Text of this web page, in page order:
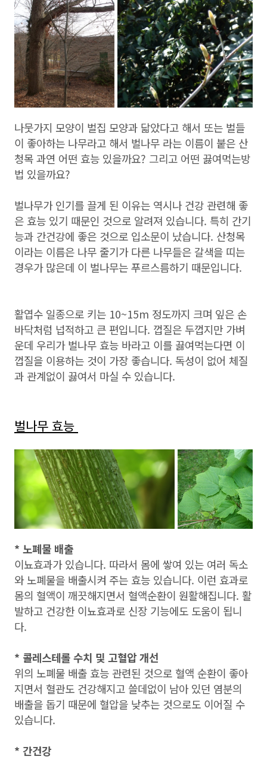
나뭇가지 모양이 벌집 모양과 닯았다고 해서 또는 벌들
이 좋아하는 나무라고 해서 벌나무 라는 이름이 붙은 산
청목 과연 어떤 효능 있을까요? 그리고 어떤 끓여먹는방
법 있을까요?
벌나무가 인기를 끌게 된 이유는 역시나 건강 관련해 좋
은 효능 있기 때문인 것으로 알려져 있습니다. 특히 간기
능과 간건강에 좋은 것으로 입소문이 났습니다. 산청목
이라는 이름은 나무 줄기가 다른 나무들은 갈색을 띠는
경우가 많은데 이 벌나무는 푸르스름하기 때문입니다.
활엽수 일종으로 키는 10~15m 정도까지 크며 잎은 손
바닥처럼 넙적하고 큰 편입니다. 껍질은 두껍지만 가벼
운데 우리가 벌나무 효능 바라고 이를 끓여먹는다면 이
껍질을 이용하는 것이 가장 좋습니다. 독성이 없어 체질
과 관계없이 끓여서 마실 수 있습니다.
벌나무 효능
* 노폐물 배출
이뇨효과가 있습니다. 따라서 몸에 쌓여 있는 여러 독소
와 노폐물을 배출시켜 주는 효능 있습니다. 이런 효과로
몸의 혈액이 깨끗해지면서 혈액순환이 원활해집니다. 활
발하고 건강한 이뇨효과로 신장 기능에도 도움이 됩니
다.
* 콜레스테롤 수치 및 고혈압 개선
위의 노폐물 배출 효능 관련된 것으로 혈액 순환이 좋아
지면서 혈관도 건강해지고 쓸데없이 남아 있던 염분의
배출을 돕기 때문에 혈압을 낮추는 것으로도 이어질 수
있습니다.
* 간건강